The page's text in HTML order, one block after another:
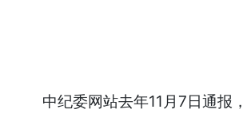
中纪委网站去年11月7日通报，